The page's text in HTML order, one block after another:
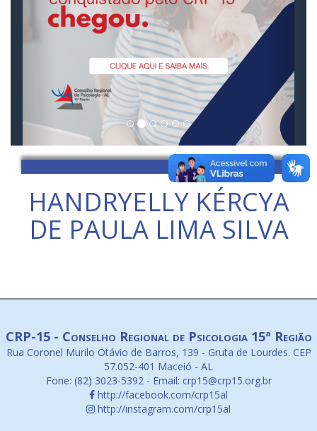
HANDRYELLY KÉRCYA
DE PAULA LIMA SILVA
CRP-15 - Conselho Regional de Psicologia 15ª Região
Rua Coronel Murilo Otávio de Barros, 139 - Gruta de Lourdes. CEP
57.052-401 Maceió - AL
Fone: (82) 3023-5392 - Email: crp15@crp15.org.br
http://facebook.com/crp15al
http://instagram.com/crp15al